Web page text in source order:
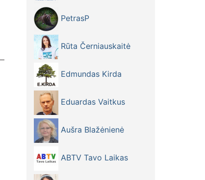
PetrasP
Rūta Černiauskaitė
Edmundas Kirda
Eduardas Vaitkus
Aušra Blažėnienė
ABTV Tavo Laikas